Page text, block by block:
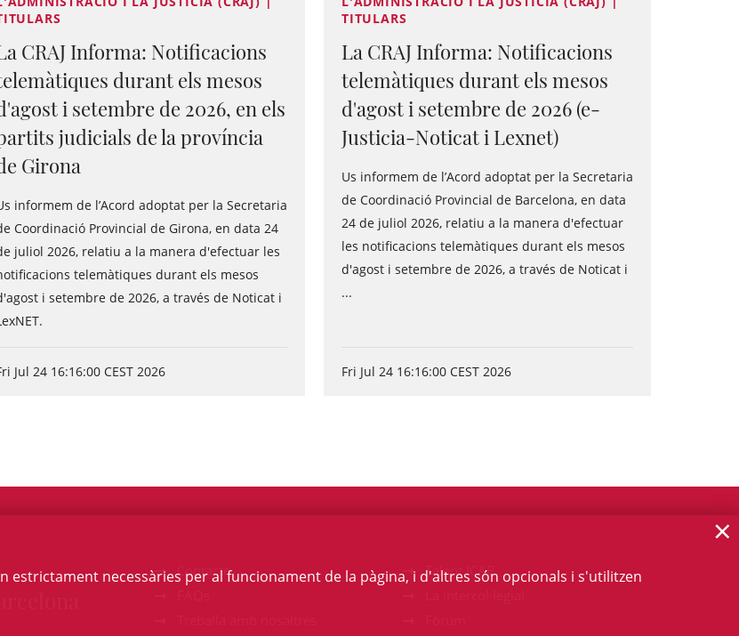
CRAJ Informa: Notificacions
durant els mesos
i setembre de 2026, en els
judicials de la província
Girona
informem de l’Acord adoptat per la Secretaria
Coordinació Provincial de Girona, en data 24
juliol 2026, relatiu a la manera d'efectuar les
telemàtiques durant els mesos
i setembre de 2026, a través de Noticat i
Jul 24 16:16:00 CEST 2026
TITULARS
La CRAJ Informa: Notificacions
telemàtiques durant els mesos
d'agost i setembre de 2026 (e-
Justicia-Noticat i Lexnet)
Us informem de l’Acord adoptat per la Secretaria
de Coordinació Provincial de Barcelona, en data
24 de juliol 2026, relatiu a la manera d'efectuar
les notificacions telemàtiques durant els mesos
d'agost i setembre de 2026, a través de Noticat i
...
Fri Jul 24 16:16:00 CEST 2026
Contacte
Talent ICAB
estrictament necessàries per al funcionament de la pàgina, i d'altres són opcionals i s'utilitzen
×